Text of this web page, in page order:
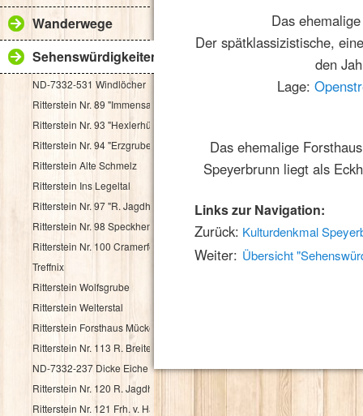
Wanderwege
Sehenswürdigkeiten
ND-7332-531 Windlöcher
Ritterstein Nr. 89 "Immensack"
Ritterstein Nr. 93 "Hexlerhütte"
Ritterstein Nr. 94 "Erzgruben"
Ritterstein Alte Schmelz
Ritterstein Ins Legeltal
Ritterstein Nr. 97 "R. Jagdhaus"
Ritterstein Nr. 98 Speckhenrich
Ritterstein Nr. 100 Cramerfels
Treffnix
Ritterstein Wolfsgrube
Ritterstein Welterstal
Ritterstein Forsthaus Mückenwies
Ritterstein Nr. 113 R. Breitenstein 500 Schr.
ND-7332-237 Dicke Eiche
Ritterstein Nr. 120 R. Jagdhaus Breitscheid
Ritterstein Nr. 121 Frh. v. Haacke Holsriese
Das
Der spätklassizistische,
den
Lage:
Das ehemalige
Speyerbrunn liegt als
Links zur Navigation:
Zurück: Kulturdenkmal
Weiter: Übersicht